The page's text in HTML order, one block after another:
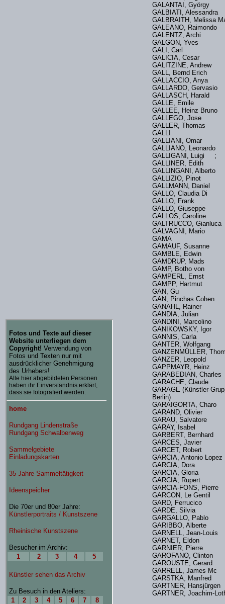
GALANTAI, György
GALBIATI, Alessandra
GALBRAITH, Melissa
GALEANO, Raimondo
GALENTZ, Archi
GALGON, Yves
GALI, Carl
GALICIA, Cesar
GALITZINE, Andrew
GALL, Bernd Erich
GALLACCIO, Anya
GALLARDO, Gervasio
GALLASCH, Harald
GALLE, Emile
GALLEE, Heinz Bruno
GALLEGO, Jose
GALLER, Thomas
GALLI
GALLIANI, Omar
GALLIANO, Leonardo
GALLIGANI, Luigi ;
GALLINER, Edith
GALLINGANI, Alberto
GALLIZIO, Pinot
GALLMANN, Daniel
GALLO, Claudia Di
GALLO, Frank
GALLO, Giuseppe
GALLOS, Caroline
GALTRUCCO,
GALVAGNI, Mario
GAMA
GAMAUF, Susanne
GAMBLE, Edwin
GAMDRUP, Mads
GAMP, Botho von
GAMPERL, Ernst
GAMPP, Hartmut
GAN, Gu
GAN, Pinchas Cohen
GANAHL, Rainer
GANDIA, Julian
GANDINI, Marcolino
GANIKOWSKY, Igor
GANNIS, Carla
GANTER, Wolfgang
GANZENMÜLLER,
GANZER, Leopold
GAPPMAYR, Heinz
GARABEDIAN, Charles
GARACHE, Claude
GARAGE (Künstler-
Berlin)
GARAIGORTA, Charo
GARAND, Olivier
GARAU, Salvatore
GARAY, Isabel
GARBERT, Bernhard
GARCES, Javier
GARCET, Robert
GARCIA, Antonio Lopez
GARCIA, Dora
GARCIA, Gloria
GARCIA, Rupert
GARCIA-FONS, Pierre
GARCON, Le Gentil
GARD, Ferrucico
GARDE, Silvia
GARGALLO, Pablo
GARIBBO, Alberte
GARNELL, Jean-Louis
GARNET, Eldon
GARNIER, Pierre
GAROFANO, Clinton
GAROUSTE, Gerard
GARRELL, James Mc
GARSTKA, Manfred
GARTNER,
GARTNER, Joachim-